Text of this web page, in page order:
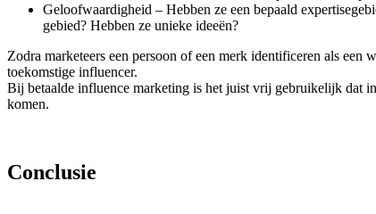
Geloofwaardigheid – Hebben ze een bepaald
gebied? Hebben ze unieke ideeën?
Zodra marketeers een persoon of een merk identificeren als
toekomstige influencer.
Bij betaalde influence marketing is het juist vrij gebruikelijk dat
komen.
Conclusie